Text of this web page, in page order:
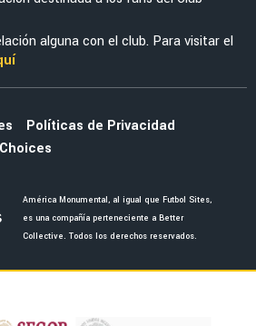
que está haciendo
para llegar al América